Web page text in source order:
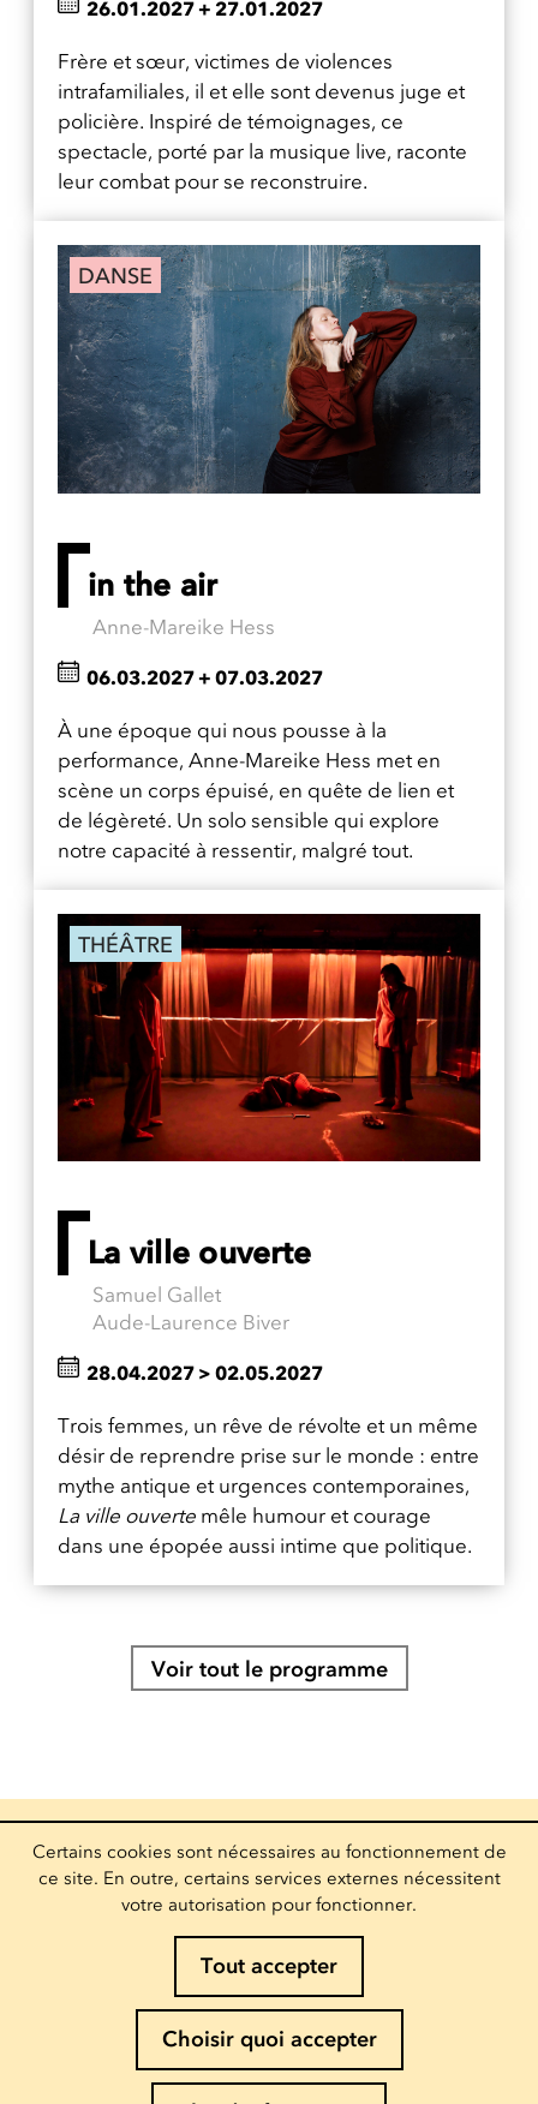
Frère et sœur, victimes de violences
intrafamiliales, il et elle sont devenus juge et
policière. Inspiré de témoignages, ce
spectacle, porté par la musique live, raconte
leur combat pour se reconstruire.
26.01.2027+ 27.01.2027
DANSE
in the air
Anne-Mareike Hess
À une époque qui nous pousse à la
performance, Anne-Mareike Hess met en
scène un corps épuisé, en quête de lien et
de légèreté. Un solo sensible qui explore
notre capacité à ressentir, malgré tout.
06.03.2027+ 07.03.2027
THÉÂTRE
La ville ouverte
Samuel Gallet
Aude-Laurence Biver
Trois femmes, un rêve de révolte et un même
désir de reprendre prise sur le monde : entre
mythe antique et urgences contemporaines,
La ville ouverte mêle humour et courage
dans une épopée aussi intime que politique.
28.04.2027 > 02.05.2027
Voir tout le programme
Infos et réservations
(+352) 27 54 - 5010 ou - 5020
Envoyer un mail
Suivez-nous
Recevoir la newsletter
Entrez votre mail
Certains cookies sont nécessaires au fonctionnement de
ce site. En outre, certains services externes nécessitent
votre autorisation pour fonctionner.
Tout accepter
Choisir quoi accepter